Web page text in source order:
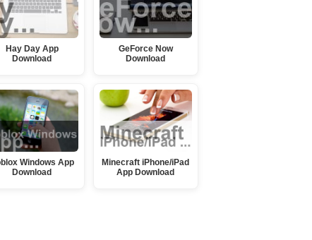
Hay Day App
Download
Windows App
Download
GeForce Now
Download
Minecraft iPhone/iPad
App Download